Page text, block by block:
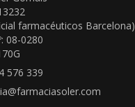
farmacéuticos Barcelona)
08-0280
576 339